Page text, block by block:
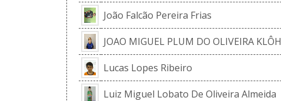
João Falcão Pereira Frias
JOAO MIGUEL PLUM DO OLIVEIRA KLÔH
Lucas Lopes Ribeiro
Luiz Miguel Lobato De Oliveira Almeida